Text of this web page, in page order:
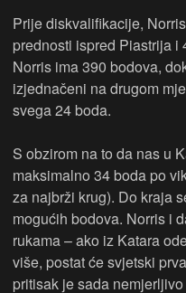
Prije diskvalifikacije,
prednosti ispred Piastrija i
Norris ima 390 bodova,
izjednačeni na drugom
svega 24 boda.
S obzirom na to da nas u
maksimalno 34 boda po
za najbrži krug). Do kraja
mogućih bodova. Norris i
rukama – ako iz Katara
više, postat će svjetski
pritisak je sada